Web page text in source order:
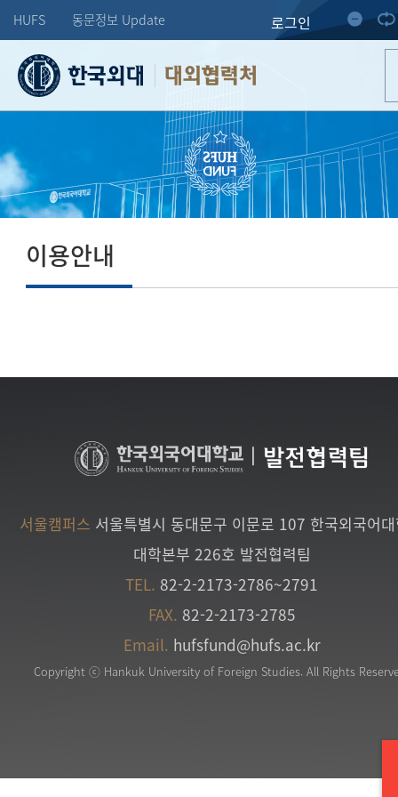
HUFS 동문정보 Update 로그인
대외협력처
이용안내
발전협력팀
서울캠퍼스 서울특별시 동대문구 이문로 107 한국외국어
대학본부 226호 발전협력팀
TEL. 82-2-2173-2786~2791
FAX. 82-2-2173-2785
Email. hufsfund@hufs.ac.kr
Copyright ⓒ Hankuk University of Foreign Studies. All Rights